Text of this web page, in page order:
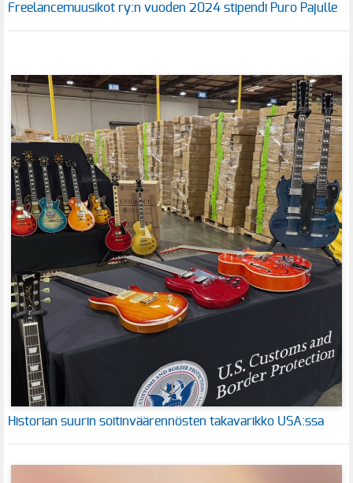
Freelancemuusikot ry:n vuoden 2024 stipendi Puro Pajulle
Historian suurin soitinväärennösten takavarikko USA:ssa